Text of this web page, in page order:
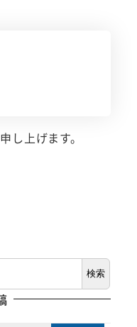
し上げます。
検索